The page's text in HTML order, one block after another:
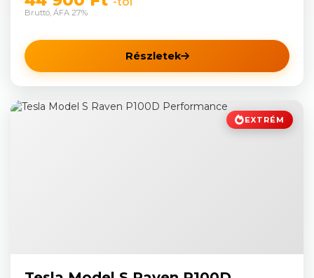
Bruttó, ÁFA 27%
Részletek
EXTRÉM